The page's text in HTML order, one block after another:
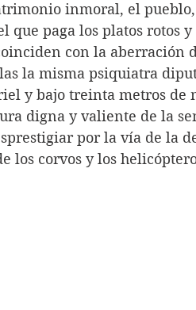
inmoral, el
que paga los platos rotos
con la aberración
la misma psiquiatra
y bajo treinta metros de
digna y valiente de la
por la vía de la
los corvos y los